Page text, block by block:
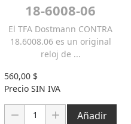
18-6008-06
El TFA Dostmann CONTRA
18.6008.06 es un original
reloj de ...
560,00 $
Precio SIN IVA
Cantidad:
Añadir